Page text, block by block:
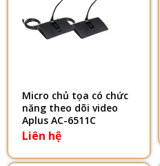
Micro chủ tọa có chức
năng theo dõi video
Aplus AC-6511C
Liên hệ